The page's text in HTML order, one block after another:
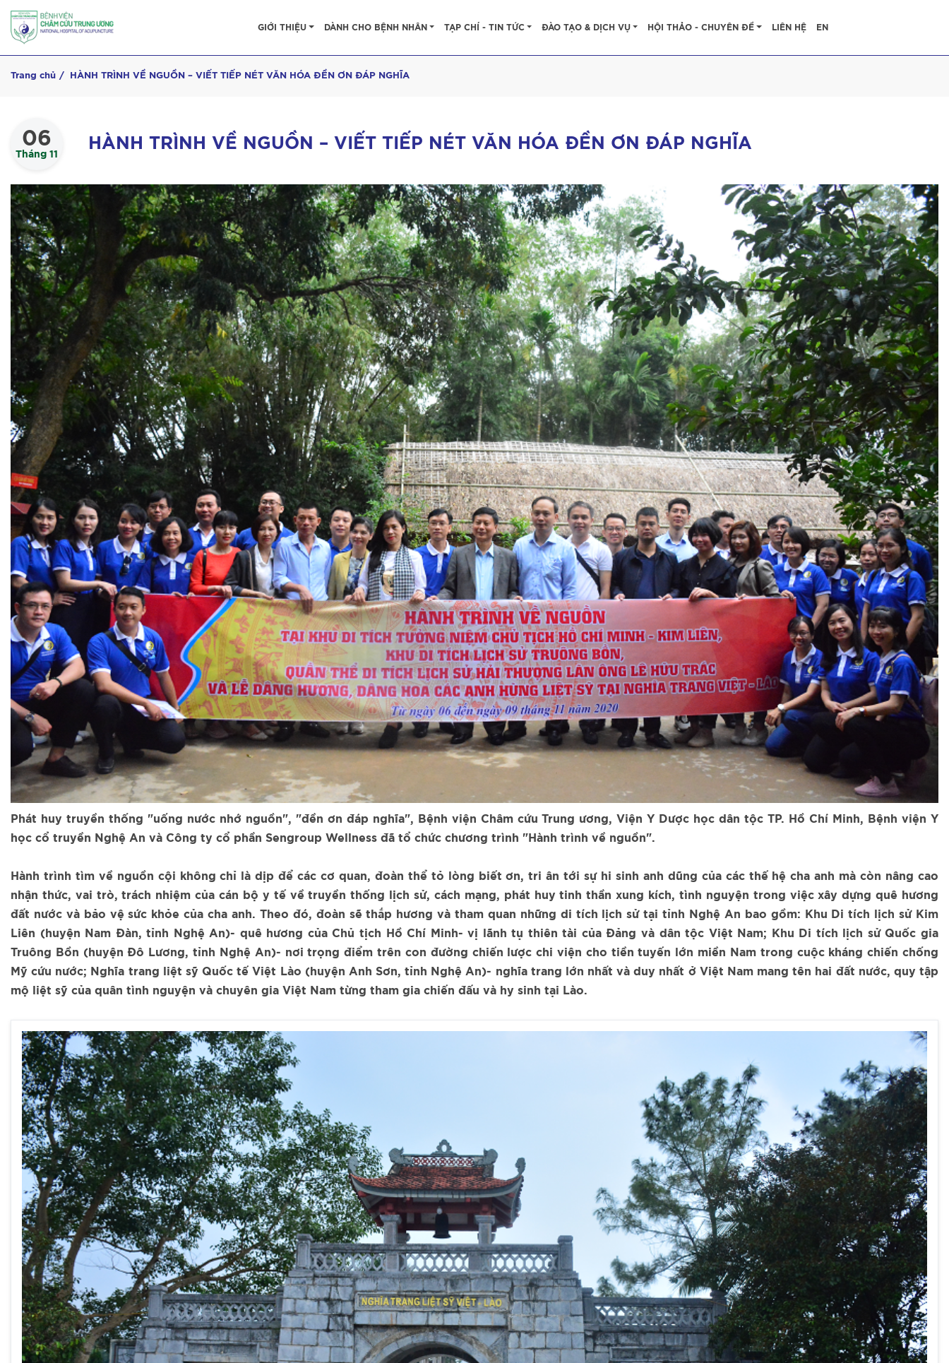
GIỚI THIỆU DÀNH CHO BỆNH NHÂN TẠP CHÍ - TIN TỨC ĐÀO TẠO & DỊCH VỤ HỘI THẢO - CHUYÊN ĐỀ LIÊN HỆ EN
Trang chủ HÀNH TRÌNH VỀ NGUỒN – VIẾT TIẾP NÉT VĂN HÓA ĐỀN ƠN ĐÁP NGHĨA
06
Tháng 11
HÀNH TRÌNH VỀ NGUỒN – VIẾT TIẾP NÉT VĂN HÓA ĐỀN ƠN ĐÁP NGHĨA
Phát huy truyền thống "uống nước nhớ nguồn", "đền ơn đáp nghĩa", Bệnh viện Châm cứu Trung ương, Viện Y Dược học dân tộc TP. Hồ Chí Minh, Bệnh viện Y
học cổ truyền Nghệ An và Công ty cổ phần Sengroup Wellness đã tổ chức chương trình "Hành trình về nguồn".
Hành trình tìm về nguồn cội không chỉ là dịp để các cơ quan, đoàn thể tỏ lòng biết ơn, tri ân tới sự hi sinh anh dũng của các thế hệ cha anh mà còn nâng cao
nhận thức, vai trò, trách nhiệm của cán bộ y tế về truyền thống lịch sử, cách mạng, phát huy tinh thần xung kích, tình nguyện trong việc xây dựng quê hương
đất nước và bảo vệ sức khỏe của cha anh. Theo đó, đoàn sẽ thắp hương và tham quan những di tích lịch sử tại tỉnh Nghệ An bao gồm: Khu Di tích lịch sử Kim
Liên (huyện Nam Đàn, tỉnh Nghệ An)- quê hương của Chủ tịch Hồ Chí Minh- vị lãnh tụ thiên tài của Đảng và dân tộc Việt Nam; Khu Di tích lịch sử Quốc gia
Truông Bồn (huyện Đô Lương, tỉnh Nghệ An)- nơi trọng điểm trên con đường chiến lược chi viện cho tiền tuyến lớn miền Nam trong cuộc kháng chiến chống
Mỹ cứu nước; Nghĩa trang liệt sỹ Quốc tế Việt Lào (huyện Anh Sơn, tỉnh Nghệ An)- nghĩa trang lớn nhất và duy nhất ở Việt Nam mang tên hai đất nước, quy tập
mộ liệt sỹ của quân tình nguyện và chuyên gia Việt Nam từng tham gia chiến đấu và hy sinh tại Lào.